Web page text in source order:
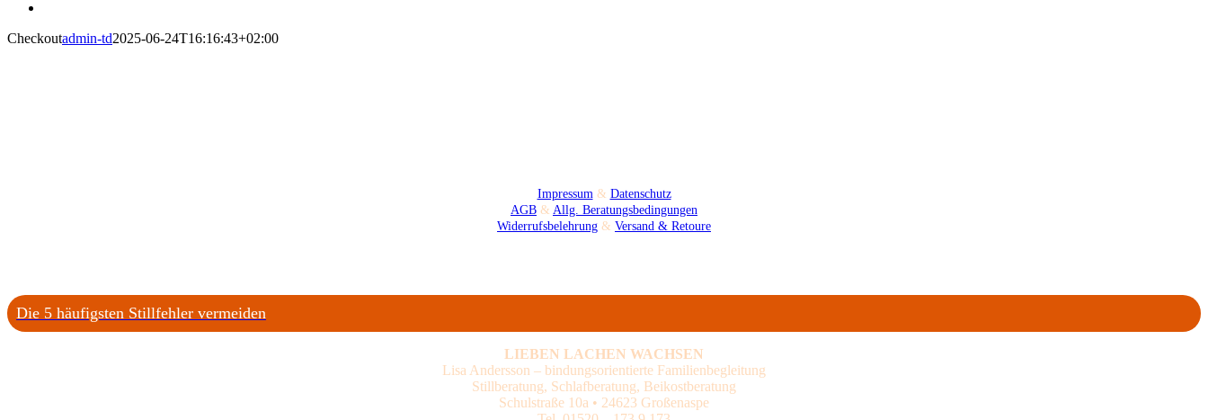
Checkoutadmin-td2025-06-24T16:16:43+02:00
Impressum & Datenschutz
AGB & Allg. Beratungsbedingungen
Widerrufsbelehrung & Versand & Retoure
Die 5 häufigsten Stillfehler vermeiden
LIEBEN LACHEN WACHSEN
Lisa Andersson – bindungsorientierte Familienbegleitung
Stillberatung, Schlafberatung, Beikostberatung
Schulstraße 10a • 24623 Großenaspe